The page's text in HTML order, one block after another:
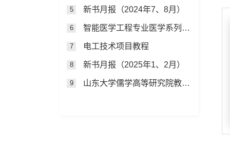
5 新书月报（2024年7、8月）
6
7 电工技术项目教程
8 新书月报（2025年1、2月）
9 山东大学儒学高等研究院教授自选集